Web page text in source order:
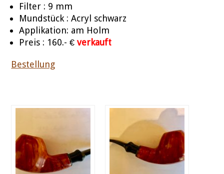
Filter : 9 mm
Mundstück : Acryl schwarz
Applikation: am Holm
Preis : 160.- €verkauft
Bestellung